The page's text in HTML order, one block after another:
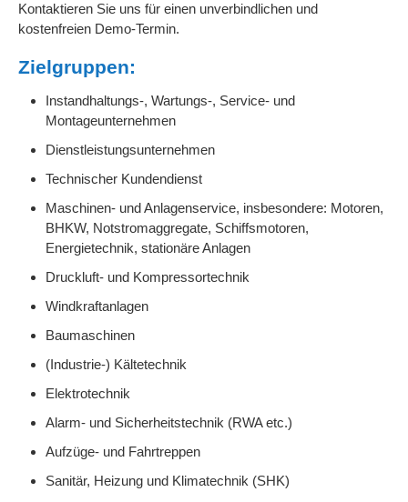
Kontaktieren Sie uns für einen unverbindlichen und
kostenfreien Demo-Termin.
Zielgruppen:
Instandhaltungs-, Wartungs-, Service- und
Montageunternehmen
Dienstleistungsunternehmen
Technischer Kundendienst
Maschinen- und Anlagenservice, insbesondere: Motoren,
BHKW, Notstromaggregate, Schiffsmotoren,
Energietechnik, stationäre Anlagen
Druckluft- und Kompressortechnik
Windkraftanlagen
Baumaschinen
(Industrie-) Kältetechnik
Elektrotechnik
Alarm- und Sicherheitstechnik (RWA etc.)
Aufzüge- und Fahrtreppen
Sanitär, Heizung und Klimatechnik (SHK)